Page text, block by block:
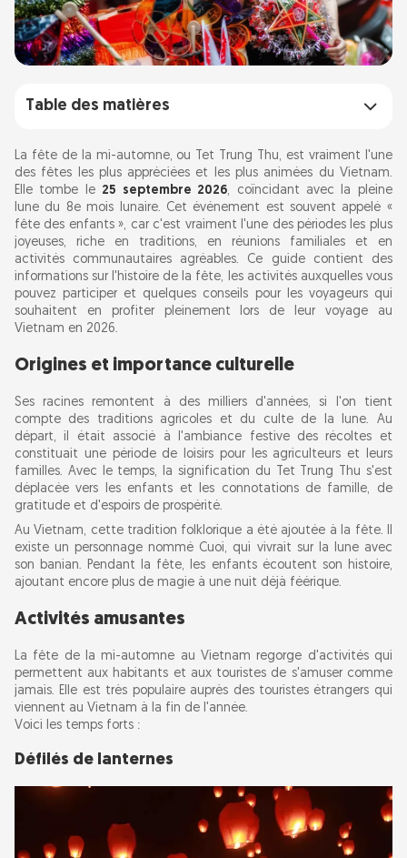
Table des matières
Origines et importance culturelle
Activités amusantes
Défilés de lanternes
Danses du lion et du dragon
Gâteaux de lune
Culte des ancêtres
Jeux rétro et chansons folkloriques
Conseils aux voyageurs
Pourquoi voyager au Vietnam pendant la fête
de la mi-automne ?
La fête de la mi-automne, ou Tet Trung Thu, est vraiment l'une
des fêtes les plus appréciées et les plus animées du Vietnam.
Elle tombe le 25 septembre 2026, coïncidant avec la pleine
lune du 8e mois lunaire. Cet événement est souvent appelé «
fête des enfants », car c'est vraiment l'une des périodes les plus
joyeuses, riche en traditions, en réunions familiales et en
activités communautaires agréables. Ce guide contient des
informations sur l'histoire de la fête, les activités auxquelles vous
pouvez participer et quelques conseils pour les voyageurs qui
souhaitent en profiter pleinement lors de leur voyage au
Vietnam en 2026.
Origines et importance culturelle
Ses racines remontent à des milliers d'années, si l'on tient
compte des traditions agricoles et du culte de la lune. Au
départ, il était associé à l'ambiance festive des récoltes et
constituait une période de loisirs pour les agriculteurs et leurs
familles. Avec le temps, la signification du Tet Trung Thu s'est
déplacée vers les enfants et les connotations de famille, de
gratitude et d'espoirs de prospérité.
Au Vietnam, cette tradition folklorique a été ajoutée à la fête. Il
existe un personnage nommé Cuoi, qui vivrait sur la lune avec
son banian. Pendant la fête, les enfants écoutent son histoire,
ajoutant encore plus de magie à une nuit déjà féérique.
Activités amusantes
La fête de la mi-automne au Vietnam regorge d'activités qui
permettent aux habitants et aux touristes de s'amuser comme
jamais. Elle est très populaire auprès des touristes étrangers qui
viennent au Vietnam à la fin de l'année.
Voici les temps forts :
Défilés de lanternes